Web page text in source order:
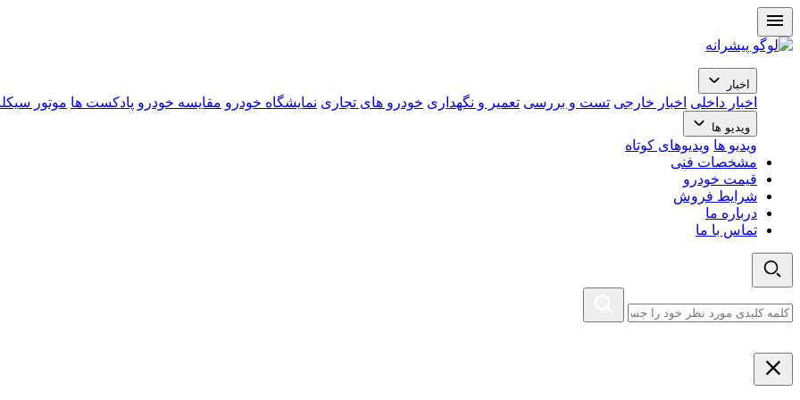
اخبار
اخبار داخلی اخبار خارجی تست و بررسی تعمیر و نگهداری خودرو های تجاری نمایشگاه خودرو مقایسه خودرو پادکست ها موتور
ویدیو ها
ویدیو ها ویدیوهای کوتاه
مشخصات فنی
قیمت خودرو
شرایط فروش
درباره ما
تماس با ما